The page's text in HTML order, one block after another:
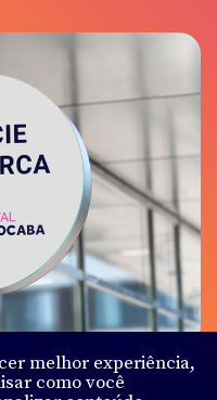
melhor experiência,
como você